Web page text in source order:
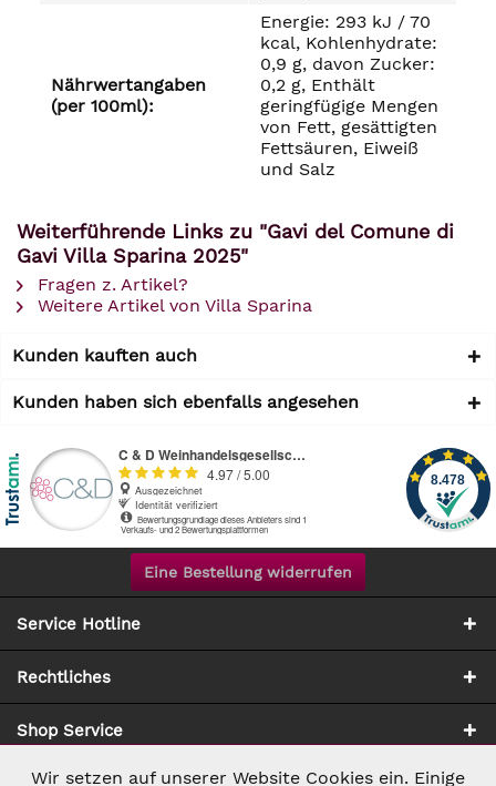
Nährwertangaben
(per 100ml):
Energie: 293 kJ / 70
kcal, Kohlenhydrate:
0,9 g, davon Zucker:
0,2 g, Enthält
geringfügige Mengen
von Fett, gesättigten
Fettsäuren, Eiweiß
und Salz
Weiterführende Links zu "Gavi del Comune di
Gavi Villa Sparina 2025"
Fragen z. Artikel?
Weitere Artikel von Villa Sparina
Kunden kauften auch
Kunden haben sich ebenfalls angesehen
Eine Bestellung widerrufen
Service Hotline
Rechtliches
Shop Service
Notwendig Aktiv
Wir setzen auf unserer Website Cookies ein. Einige